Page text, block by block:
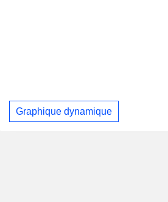
Graphique dynamique